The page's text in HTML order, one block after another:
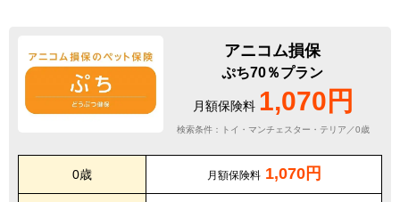
アニコム損保
ぷち70％プラン
月額保険料 1,070円
検索条件：トイ・マンチェスター・テリア／0歳
0歳 月額保険料 1,070円